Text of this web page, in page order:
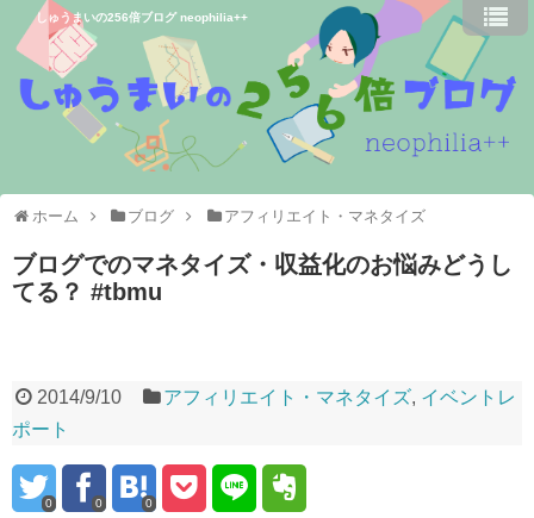
しゅうまいの256倍ブログ neophilia++
ホーム ブログ アフィリエイト・マネタイズ
ブログでのマネタイズ・収益化のお悩みどうし
てる？ #tbmu
2014/9/10 アフィリエイト・マネタイズ, イベントレ
ポート
0 0 0